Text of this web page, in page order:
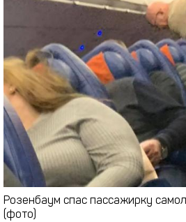
Розенбаум спас пассажирку
(фото)